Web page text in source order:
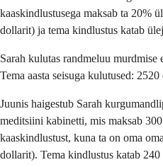
kaaskindlustusega maksab ta 20%
dollarit) ja tema kindlustus katab
Sarah kulutas randmeluu murdmise
Tema aasta seisuga kulutused:
Juunis haigestub Sarah
meditsiini kabinetti, mis maksab
kaaskindlustust, kuna ta on oma
dollarit). Tema kindlustus katab